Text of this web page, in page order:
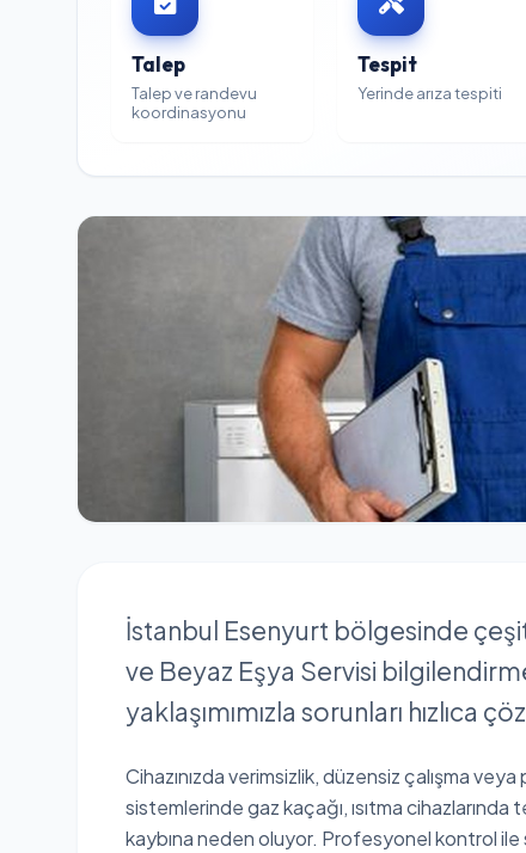
Talep
Talep ve randevu
koordinasyonu
Tespit
Yerinde arıza tespiti
İstanbul Esenyurt bölgesinde
ve Beyaz Eşya Servisi
yaklaşımımızla sorunları hızlıca
Cihazınızda verimsizlik, düzensiz çalışma
sistemlerinde gaz kaçağı, ısıtma
kaybına neden oluyor. Profesyonel kontrol